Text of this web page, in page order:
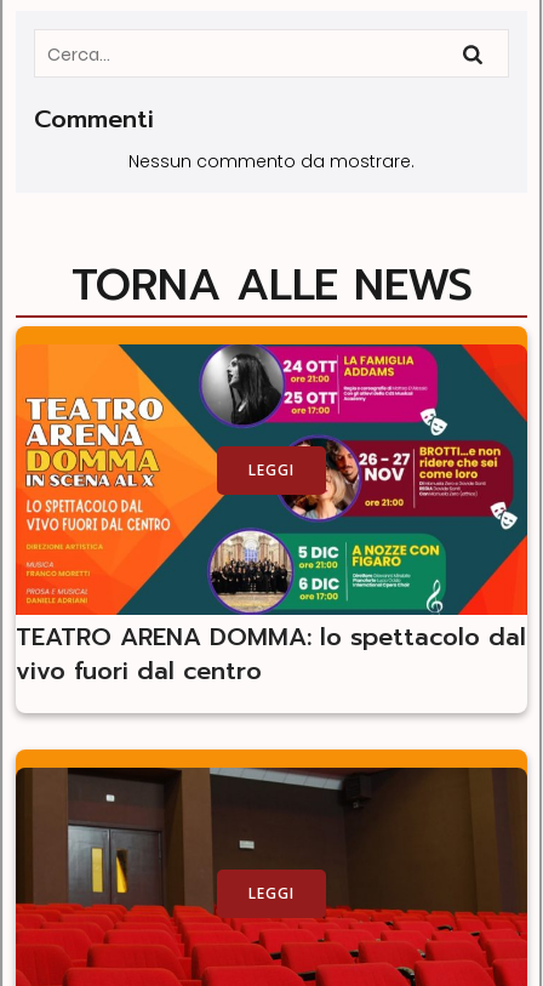
Commenti
Nessun commento da mostrare.
TORNA ALLE NEWS
LEGGI
TEATRO ARENA DOMMA: lo spettacolo dal
vivo fuori dal centro
LEGGI